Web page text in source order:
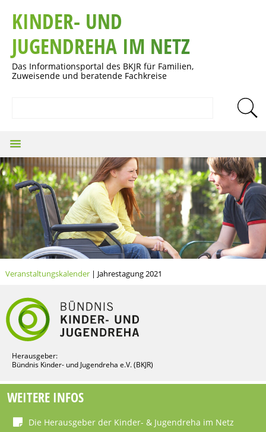
KINDER- UND
JUGENDREHA IM NETZ
Das Informationsportal des BKJR für Familien,
Zuweisende und beratende Fachkreise
Veranstaltungskalender| Jahrestagung 2021
Herausgeber:
Bündnis Kinder- und Jugendreha e.V. (BKJR)
WEITERE INFOS
Die Herausgeber der Kinder- & Jugendreha im Netz